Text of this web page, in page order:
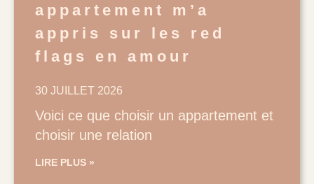
appartement m’a
appris sur les red
flags en amour
30 JUILLET 2026
Voici ce que choisir un appartement et
choisir une relation
LIRE PLUS »